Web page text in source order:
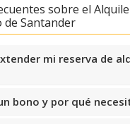
sobre el
Santander
mi reserva de
bono y por qué